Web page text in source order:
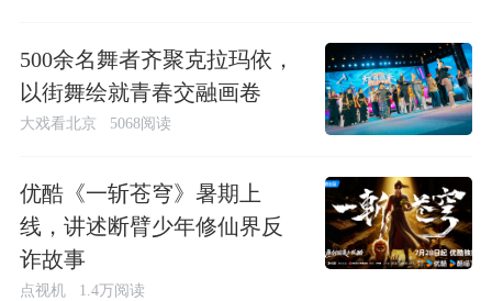
500余名舞者齐聚克拉玛依，
以街舞绘就青春交融画卷
大戏看北京 5068阅读
优酷《一斩苍穹》暑期上
线，讲述断臂少年修仙界反
诈故事
点视机 1.4万阅读